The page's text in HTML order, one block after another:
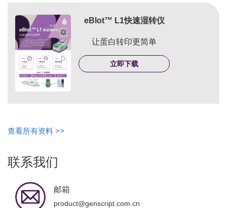
eBlot™ L1快速湿转仪
让蛋白转印更简单
立即下载
查看所有资料 >>
联系我们
邮箱
product@genscript.com.cn